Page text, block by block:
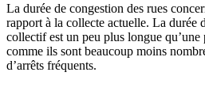
La durée de congestion des rues
rapport à la collecte actuelle. La durée
collectif est un peu plus longue
comme ils sont beaucoup moins
d’arrêts fréquents.